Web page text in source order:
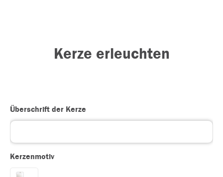
Kerze erleuchten
Überschrift der Kerze
Kerzenmotiv